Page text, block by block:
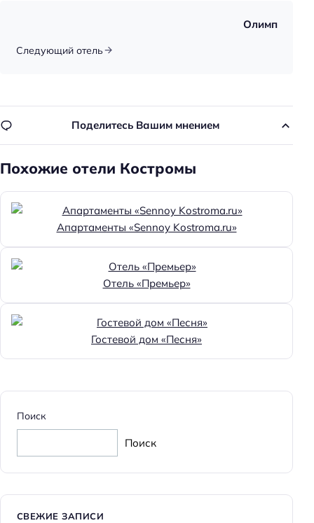
Отопление
Лобби/public area
Круглосуточная регистрация
Количество звёзд: 3
Тип гостиницы: бизнес-отель
Номеров: 40
Дата реконструкции: 2015
Питание: завтрак (шведский стол)
Способ оплаты: безналичная
Способ оплаты: банковским переводом
Цена номера (ночь): 2000–5900 ₽/ночь
Доступность
Доступность входа на инвалидной коляске:
недоступно
Олимп
Следующий отель
Поделитесь Вашим мнением
Похожие отели Костромы
Апартаменты «Sennoy Kostroma.ru»
Отель «Премьер»
Гостевой дом «Песня»
Поиск
Поиск
СВЕЖИЕ ЗАПИСИ